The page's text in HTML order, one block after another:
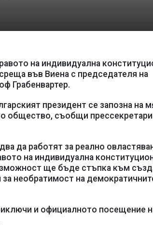
на индивидуална
във Виена с председателя на
Грабенвартер.
президент се запозна на
общество, съобщи
да работят за реално
на индивидуална
ще бъде стъпка към
необратимост на
и официалното посещение